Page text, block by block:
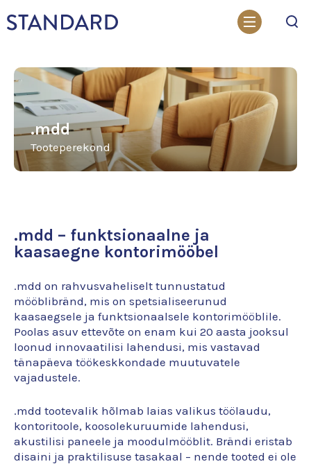
.mdd
Tooteperekond
.mdd – funktsionaalne ja
kaasaegne kontorimööbel
.mdd on rahvusvaheliselt tunnustatud
mööblibränd, mis on spetsialiseerunud
kaasaegsele ja funktsionaalsele kontorimööblile.
Poolas asuv ettevõte on enam kui 20 aasta jooksul
loonud innovaatilisi lahendusi, mis vastavad
tänapäeva töökeskkondade muutuvatele
vajadustele.
.mdd tootevalik hõlmab laias valikus töölaudu,
kontoritoole, koosolekuruumide lahendusi,
akustilisi paneele ja moodulmööblit. Brändi eristab
disaini ja praktilisuse tasakaal – nende tooted ei ole